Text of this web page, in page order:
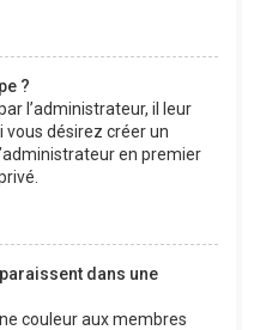
?
l’administrateur, il leur
désirez créer un
en premier
dans une
couleur aux membres